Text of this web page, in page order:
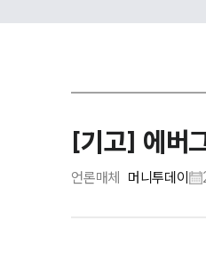
[기고] 에버
언론매체 머니투데이